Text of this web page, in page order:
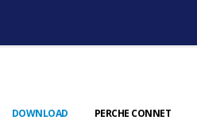
DOWNLOAD PERCHE CONNET